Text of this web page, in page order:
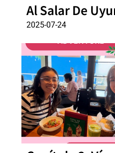
Al Salar De
2025-07-24